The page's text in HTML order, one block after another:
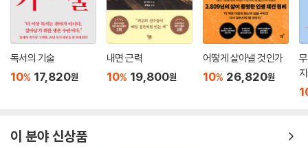
타고납니다. 그리고 세상의 빛을 보는 동시에 그 힘을 사용하지요. 신생아
는 태어난 지 1시간도 안 돼 고개를 돌려 어머니와 눈을 맞추고 이삼일이
지나면 어머니의 목소리에 반응하기 시작합니다. 아무것도 할 수 없는 신
생아는 취약성을 드러냄으로써 양육자와 연결됩니다. 취약성은 우리의 생
존 방식인 거예요.
과가 매우 엇갈리고 있다. 과학이란 이름을 달고 이 사람이 말을 보태고 저
지금으로부터 수천 년 전, 야만의 세상에서 인간의 먼 조상들이 살아남을
수 있었던 이유는 무엇일까? 무자비한 힘? 상대적으로 뛰어난 지능? ‘취약
한 유인원’ 가설은 각자의 약점을 드러내고 이를 극복하기 위해 힘을 합치
며 연민과 유대를 강화한 무리가 살아남았다고 설명한다.(173쪽) 이는 현
재의 우리에게도 마찬가지다. 자신의 부족한 부분과 한계를 인정하면 나머
하면 심리적 안정감이 높아지고 유대가 깊어진다.(171쪽)
독서의 기술
10% 17,820원
내면 근력
10% 19,800원
어떻게 살아낼 것인가
10% 26,820원
이 분야 신상품